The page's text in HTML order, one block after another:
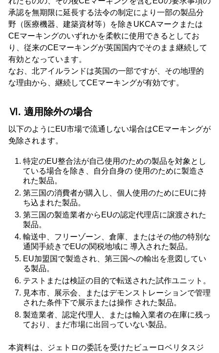
承認を無期限に延長する法令の制定により一部の製品分
野（医療機器、建築資材等）を除きUKCAマークまたは
CEマーキングのいずれかを柔軟に使用できるとしてお
り、従来のCEマーキングが英国国内でそのまま継続して
有効となっています。
なお、北アイルランドは英国の一部ですが、その地理的
な理由から、継続してCEマーキングが有効です。
Ⅵ. 適用除外の場合
以下のようにEU市場で流通しない場合はCEマーキングが
免除されます。
特定のEU整合法が自己使用のための製品を対象とし
ている場合を除き、自分自身の 使用のために製造さ
れた製品。
第三国の消費者が購入し、個人使用のためにEUに持
ち込まれた製品。
第三国の製造業者からEUの認定代理店に譲渡された
製品。
輸送中、フリーゾーン、倉庫、またはその他の特別な
通関手続きでEUの関税地域に 導入された製品。
EU加盟国で製造され、第三国への輸出を意図してい
る製品。
テストまたは検証の目的で転送された試作ユニット。
見本市、展示会、またはデモンストレーションで管理
された条件下で展示または操作 された製品。
製造業者、認定代理人、または輸入業者の在庫に残っ
ており、まだ市場に出回っていない製品。
本資料は、ジェトロの委託を受けたビューロベリタスジ